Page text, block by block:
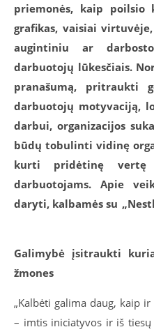
priemonės, kaip poilsio
grafikas, vaisiai
augintiniu ar
darbuotojų lūkesčiais.
pranašumą, pritraukti
darbuotojų motyvaciją,
darbui, organizacijos
būdų tobulinti vidinę
kurti pridėtinę vertę
darbuotojams. Apie
daryti, kalbamės su
Galimybė įsitraukti
žmones
„Kalbėti galima daug, kaip
– imtis iniciatyvos ir iš